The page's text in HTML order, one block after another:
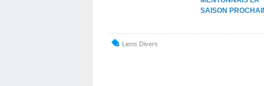
SAISON
Liens Divers